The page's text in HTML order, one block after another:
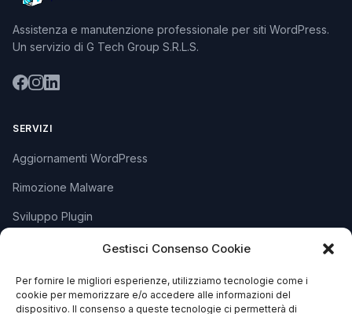
Gestisci Consenso Cookie
Per fornire le migliori esperienze, utilizziamo tecnologie come i
cookie per memorizzare e/o accedere alle informazioni del
dispositivo. Il consenso a queste tecnologie ci permetterà di
Assistenza e manutenzione professionale per siti WordPress.
Un servizio di G Tech Group S.R.L.S.
SERVIZI
Aggiornamenti WordPress
Rimozione Malware
Sviluppo Plugin
SUPPORTO